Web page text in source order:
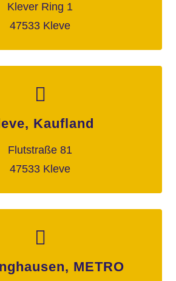
Klever Ring 1
47533 Kleve
Kaufland
Flutstraße 81
47533 Kleve
METRO